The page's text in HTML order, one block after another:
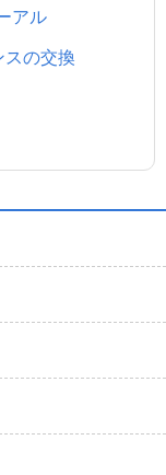
アル
の交換